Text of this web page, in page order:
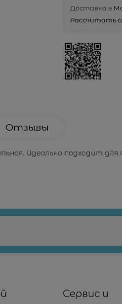
Доставка в
Рассчитать
Отзывы
Идеально подходит
Сервис и